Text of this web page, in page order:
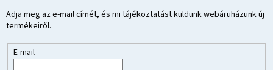
Adja meg az e-mail címét, és mi tájékoztatást küldünk webáruházunk új
termékeiről.
E-mail